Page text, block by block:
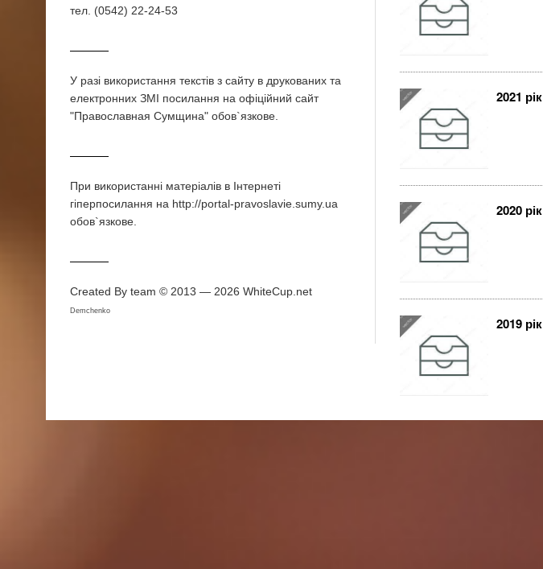
тел. (0542) 22-24-53
У разi використання текстiв з сайту в друкованих та
електронних ЗМI посилання на офіційний сайт
"Православная Сумщина" обов`язкове.
При використаннi матерiалiв в Iнтернетi
гiперпосилання на http://portal-pravoslavie.sumy.ua
обов`язкове.
Created By team © 2013 — 2026 WhiteCup.net
Demchenko
2021 рік
2020 рік
2019 рік